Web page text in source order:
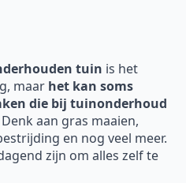
tuin is het
maar het kan soms
die bij tuinonderhoud
Denk aan gras maaien,
en nog veel meer.
zijn om alles zelf te